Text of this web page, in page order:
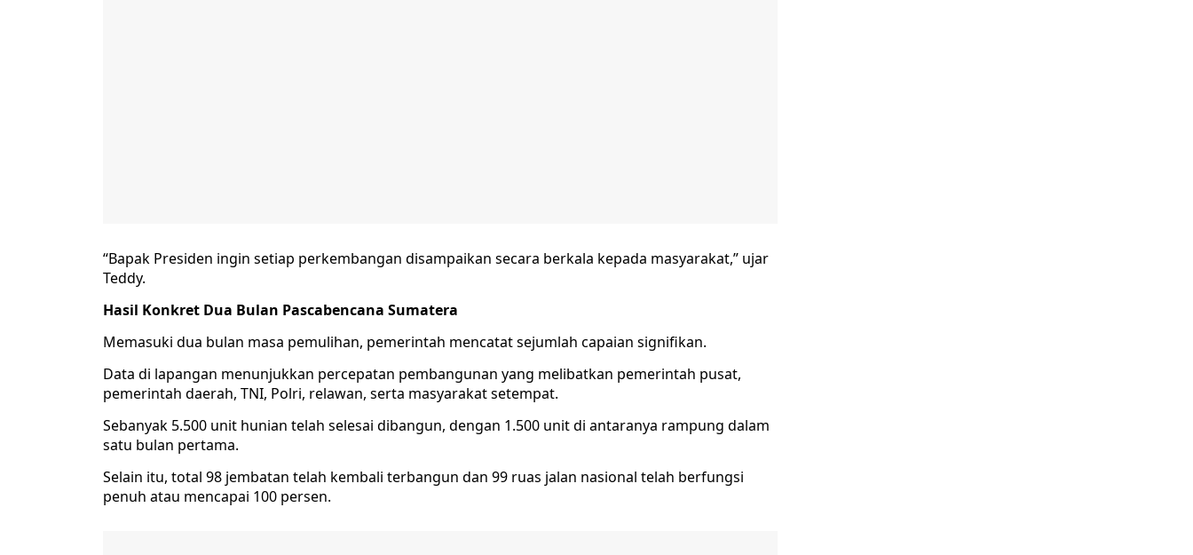
“Bapak Presiden ingin setiap perkembangan disampaikan secara berkala kepada masyarakat,” ujar
Teddy.
Hasil Konkret Dua Bulan Pascabencana Sumatera
Memasuki dua bulan masa pemulihan, pemerintah mencatat sejumlah capaian signifikan.
Data di lapangan menunjukkan percepatan pembangunan yang melibatkan pemerintah pusat,
pemerintah daerah, TNI, Polri, relawan, serta masyarakat setempat.
Sebanyak 5.500 unit hunian telah selesai dibangun, dengan 1.500 unit di antaranya rampung dalam
satu bulan pertama.
Selain itu, total 98 jembatan telah kembali terbangun dan 99 ruas jalan nasional telah berfungsi
penuh atau mencapai 100 persen.